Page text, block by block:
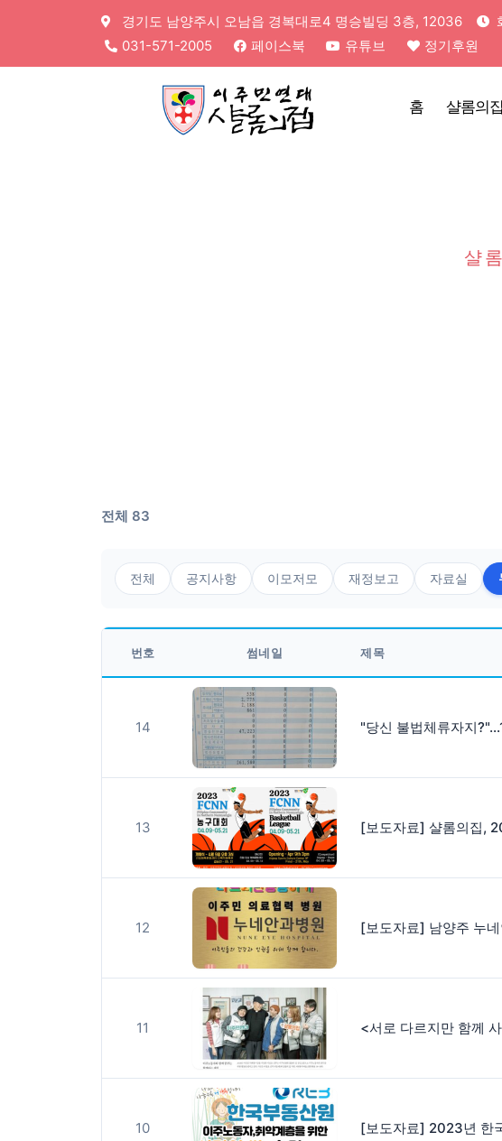
경기도 남양주시 오남읍 경복대로4 명승빌딩 3층, 12036
031-571-2005
페이스북 유튜브 정기후원
홈 샬롬의
샬
전체 83
전체 공지사항 이모저모 재정보고 자료실
번호 썸네일 제목
14 "당신 불법체류자지
13
12
11
10